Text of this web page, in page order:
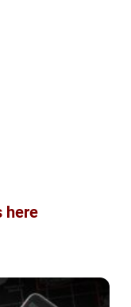
here